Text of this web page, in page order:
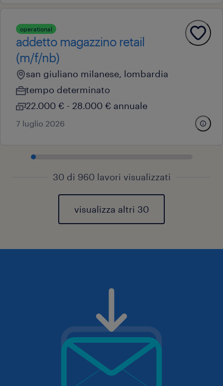
operational
addetto magazzino retail
(m/f/nb)
san giuliano milanese, lombardia
tempo determinato
22.000 € - 28.000 € annuale
7 luglio 2026
30 di 960 lavori visualizzati
visualizza altri 30